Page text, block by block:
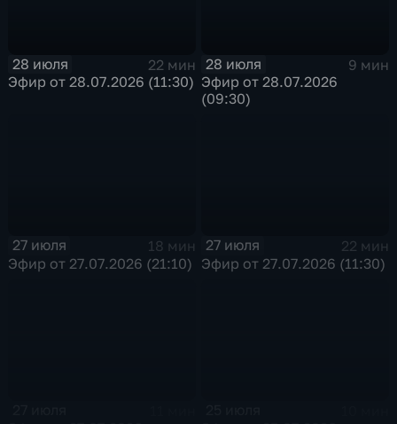
28 июля
22 мин
Эфир от 28.07.2026 (11:30)
28 июля
9 мин
Эфир от 28.07.2026
(09:30)
27 июля
18 мин
Эфир от 27.07.2026 (21:10)
27 июля
22 мин
Эфир от 27.07.2026 (11:30)